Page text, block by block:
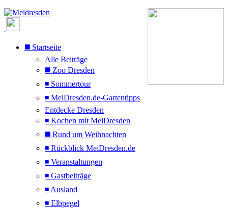
◼️ Startseite
Alle Beiträge
◼️ Zoo Dresden
◾ Sommertour
◾ MeiDresden.de-Gartentipps
Entdecke Dresden
◾ Kochen mit MeiDresden
◼️ Rund um Weihnachten
◾ Rückblick MeiDresden.de
◾ Veranstaltungen
◾ Gastbeiträge
◾ Ausland
◾ Elbpegel